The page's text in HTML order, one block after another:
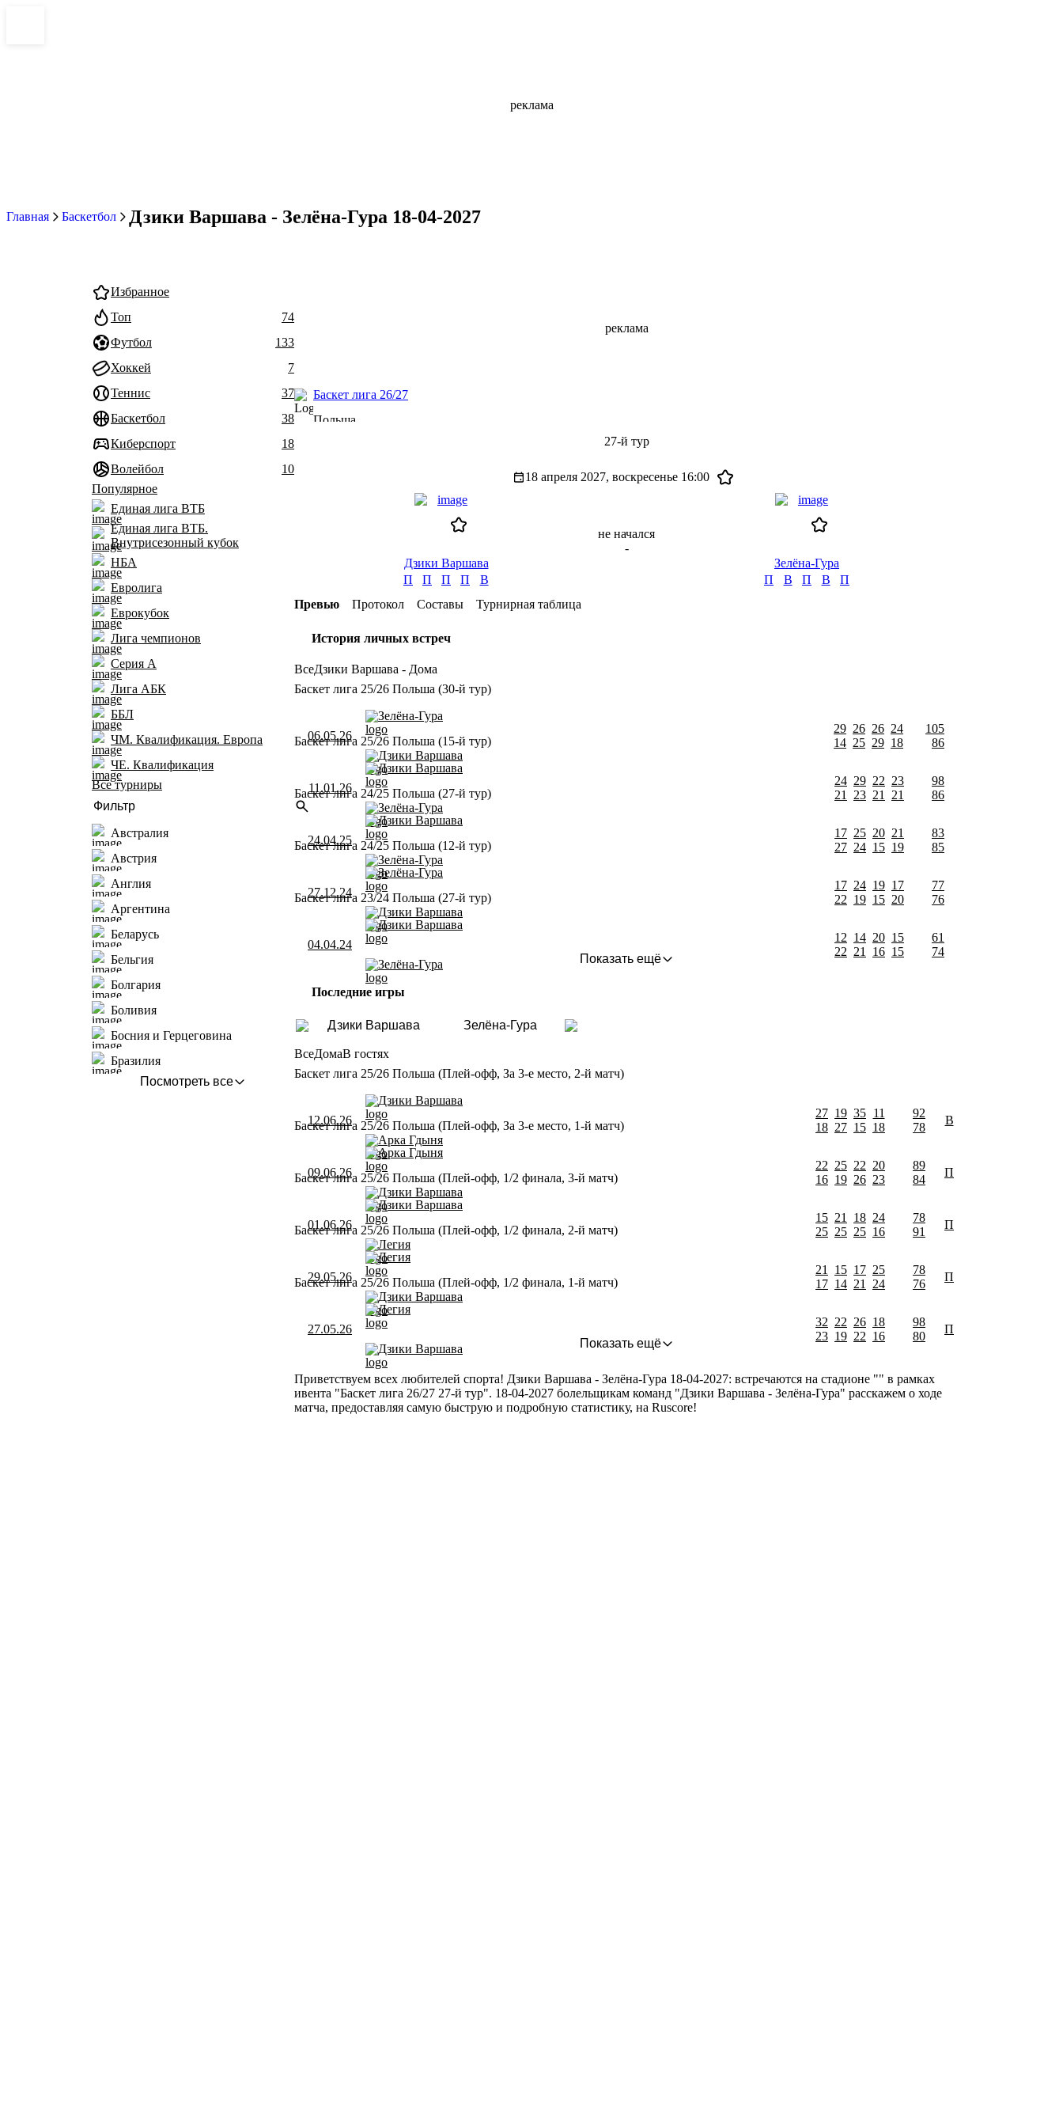
реклама
Главная Баскетбол Дзики Варшава - Зелёна-Гура 18-04-2027
Избранное
Топ
74
Футбол
133
Хоккей
7
Теннис
37
Баскетбол
38
Киберспорт
18
Волейбол
10
Популярное
Единая лига ВТБ
Единая лига ВТБ.
Внутрисезонный кубок
НБА
Евролига
Еврокубок
Лига чемпионов
Серия A
Лига АБК
ББЛ
ЧМ. Квалификация. Европа
ЧЕ. Квалификация
Все турниры
Австралия
Австрия
Англия
Аргентина
Беларусь
Бельгия
Болгария
Боливия
Босния и Герцеговина
Бразилия
Посмотреть все
реклама
Баскет лига 26/27
Польша
27-й тур
18 апреля 2027, воскресенье 16:00
Дзики Варшава
П
П П П В
не начался
-
Зелёна-Гура
П
В П В
П
Превью
Протокол Составы Турнирная таблица
История личных встреч
ВсеДзики Варшава - Дома
Баскет лига 25/26 Польша (30-й тур)
06.05.26
Зелёна-Гура
Дзики Варшава
29
14
26
25
26
29
24
18
105
86
Баскет лига 25/26 Польша (15-й тур)
11.01.26
Дзики Варшава
Зелёна-Гура
24
21
29
23
22
21
23
21
98
86
Баскет лига 24/25 Польша (27-й тур)
24.04.25
Дзики Варшава
Зелёна-Гура
17
27
25
24
20
15
21
19
83
85
Баскет лига 24/25 Польша (12-й тур)
27.12.24
Зелёна-Гура
Дзики Варшава
17
22
24
19
19
15
17
20
77
76
Баскет лига 23/24 Польша (27-й тур)
04.04.24
Дзики Варшава
Зелёна-Гура
12
22
14
21
20
16
15
15
61
74
Показать ещё
Последние игры
Дзики Варшава Зелёна-Гура
ВсеДомаВ гостях
Баскет лига 25/26 Польша (Плей-офф, За 3-е место, 2-й матч)
12.06.26
Дзики Варшава
Арка Гдыня
27
18
19
27
35
15
11
18
92
78
В
Баскет лига 25/26 Польша (Плей-офф, За 3-е место, 1-й матч)
09.06.26
Арка Гдыня
Дзики Варшава
22
16
25
19
22
26
20
23
89
84
П
Баскет лига 25/26 Польша (Плей-офф, 1/2 финала, 3-й матч)
01.06.26
Дзики Варшава
Легия
15
25
21
25
18
25
24
16
78
91
П
Баскет лига 25/26 Польша (Плей-офф, 1/2 финала, 2-й матч)
29.05.26
Легия
Дзики Варшава
21
17
15
14
17
21
25
24
78
76
П
Баскет лига 25/26 Польша (Плей-офф, 1/2 финала, 1-й матч)
27.05.26
Легия
Дзики Варшава
32
23
22
19
26
22
18
16
98
80
П
Показать ещё
Приветствуем всех любителей спорта! Дзики Варшава - Зелёна-Гура 18-04-2027: встречаются на стадионе "" в рамках
ивента "Баскет лига 26/27 27-й тур". 18-04-2027 болельщикам команд "Дзики Варшава - Зелёна-Гура" расскажем о ходе
матча, предоставляя самую быструю и подробную статистику, на Ruscore!